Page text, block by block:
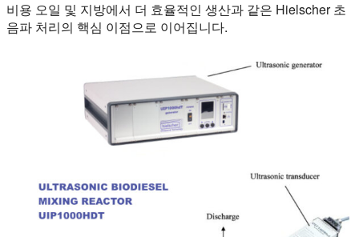
비용 오일 및 지방에서 더 효율적인 생산과 같은 Hielscher 초
음파 처리의 핵심 이점으로 이어집니다.